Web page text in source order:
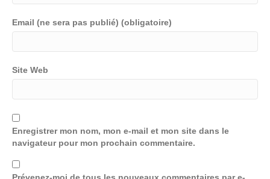
Email (ne sera pas publié) (obligatoire)
Site Web
Enregistrer mon nom, mon e-mail et mon site dans le
navigateur pour mon prochain commentaire.
Prévenez-moi de tous les nouveaux commentaires par e-